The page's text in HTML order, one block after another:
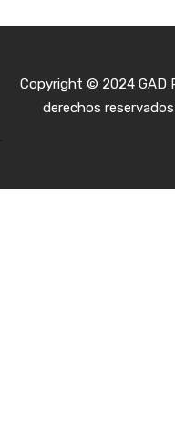
Copyright © 2024 GAD
derechos
.